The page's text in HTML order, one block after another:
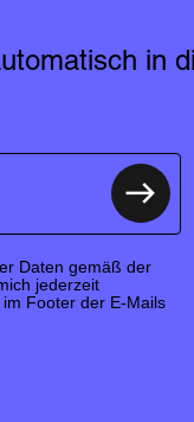
in
Daten gemäß der
jederzeit
Footer der E-Mails